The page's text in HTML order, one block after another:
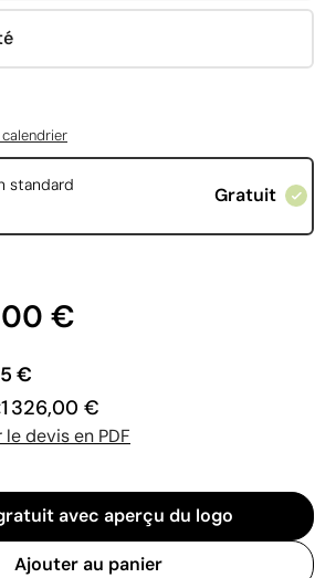
standard
Gratuit
€
€
1 326,00 €
devis en PDF
avec aperçu du logo
Ajouter au panier